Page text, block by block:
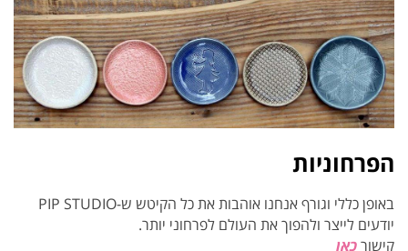
הפרחוניות
באופן כללי וגורף אנחנו אוהבות את כל הקיטש ש-PIP STUDIO
יודעים לייצר ולהפוך את העולם לפרחוני יותר.
קישורכאן